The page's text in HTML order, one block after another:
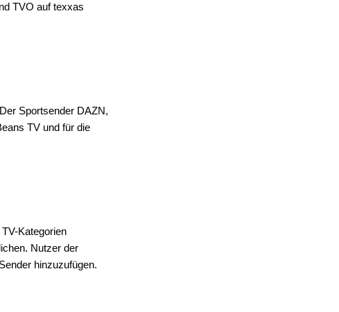
TVO auf texxas
Sportsender DAZN,
TV und für die
Kategorien
Nutzer der
hinzuzufügen.